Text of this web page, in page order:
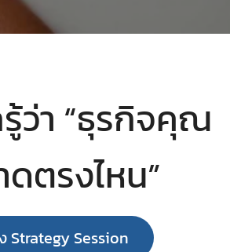
ว่า “ธุรกิจคุณ
ตรงไหน”
Strategy Session